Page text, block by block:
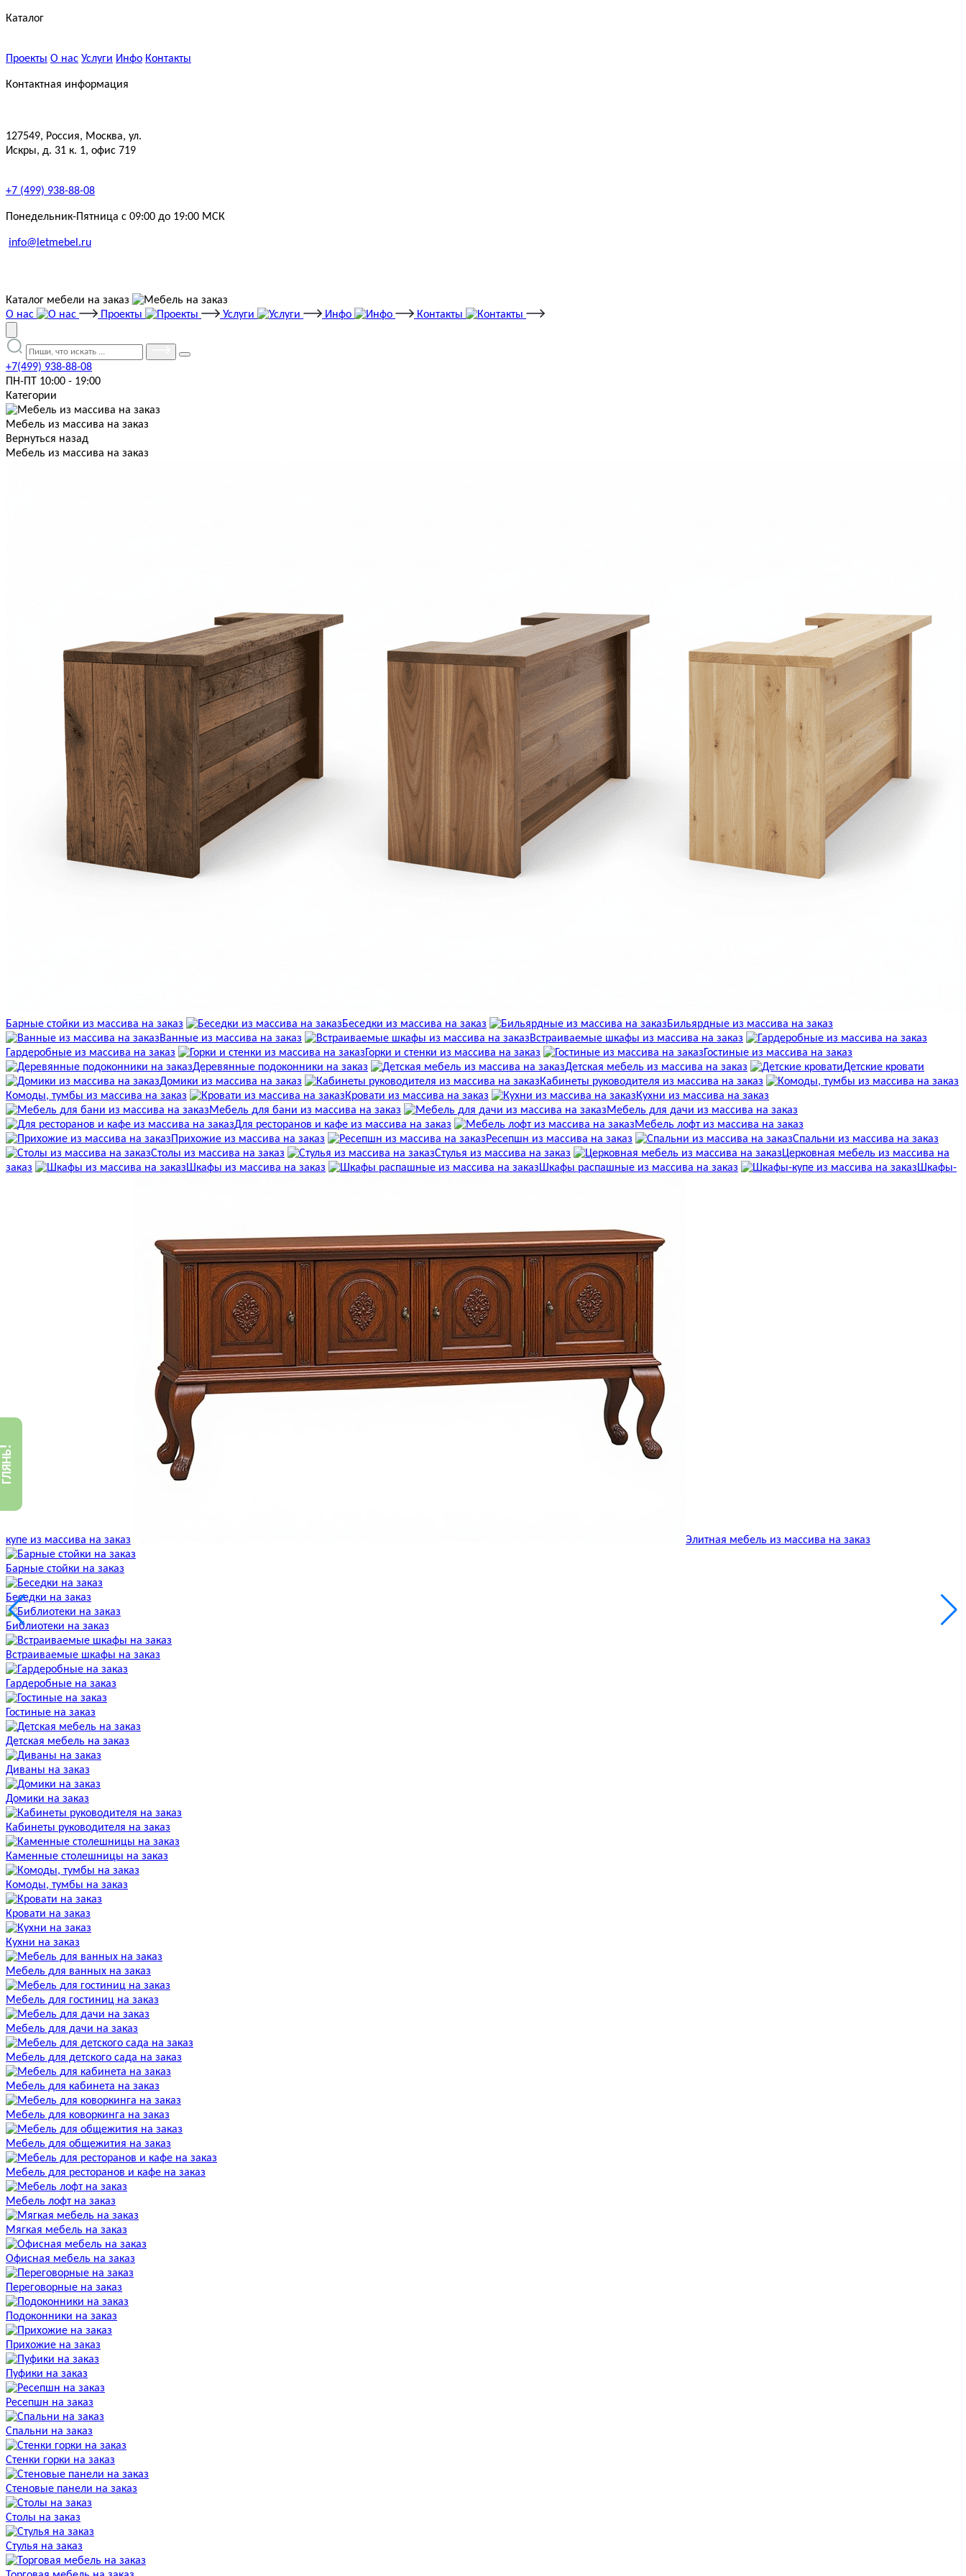
Каталог
Проекты О нас Услуги Инфо Контакты
Контактная информация
127549, Россия, Москва, ул.
Искры, д. 31 к. 1, офис 719
+7 (499) 938-88-08
Понедельник-Пятница с 09:00 до 19:00 МСК
info@letmebel.ru
Каталог мебели на заказ
О нас
Проекты Услуги Инфо Контакты
+7(499) 938-88-08
ПН-ПТ 10:00 - 19:00
Категории
Мебель из массива на заказ
Вернуться назад
Мебель из массива на заказ
Барные стойки из массива на заказ Беседки из массива на заказ
Бильярдные из массива на заказ
Ванные из массива на заказ
Встраиваемые шкафы из массива на заказ
Гардеробные из массива на заказ
Горки и стенки из массива на заказ
Гостиные из массива на заказ
Деревянные подоконники на заказ
Детская мебель из массива на заказ
Детские кровати
Домики из массива на заказ
Кабинеты руководителя из массива на заказ
Комоды, тумбы из массива на заказ
Кровати из массива на заказ
Кухни из массива на заказ
Мебель для бани из массива на заказ
Мебель для дачи из массива на заказ
Для ресторанов и кафе из массива на заказ
Мебель лофт из массива на заказ
Прихожие из массива на заказ
Ресепшн из массива на заказ
Спальни из массива на заказ
Столы из массива на заказ
Стулья из массива на заказ
Церковная мебель из массива на
заказ
Шкафы из массива на заказ Шкафы распашные из массива на заказ Шкафы-
купе из массива на заказ Элитная мебель из массива на заказ
Барные стойки на заказ
Беседки на заказ
Библиотеки на заказ
Встраиваемые шкафы на заказ
Гардеробные на заказ
Гостиные на заказ
Детская мебель на заказ
Диваны на заказ
Домики на заказ
Кабинеты руководителя на заказ
Каменные столешницы на заказ
Комоды, тумбы на заказ
Кровати на заказ
Кухни на заказ
Мебель для ванных на заказ
Мебель для гостиниц на заказ
Мебель для дачи на заказ
Мебель для детского сада на заказ
Мебель для кабинета на заказ
Мебель для коворкинга на заказ
Мебель для общежития на заказ
Мебель для ресторанов и кафе на заказ
Мебель лофт на заказ
Мягкая мебель на заказ
Офисная мебель на заказ
Переговорные на заказ
Подоконники на заказ
Прихожие на заказ
Пуфики на заказ
Ресепшн на заказ
Спальни на заказ
Стенки горки на заказ
Стеновые панели на заказ
Столы на заказ
Стулья на заказ
ГЛЯНЬ